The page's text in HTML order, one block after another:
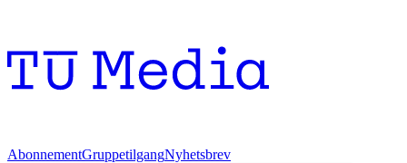
AbonnementGruppetilgangNyhetsbrev